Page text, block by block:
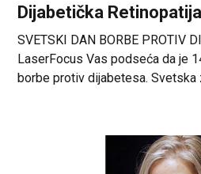
Dijabetička Retinopatija
SVETSKI DAN BORBE PROTIV
LaserFocus Vas podseća da je
borbe protiv dijabetesa.
Bestom otkrio insulin, i time
širom sveta. Svetska